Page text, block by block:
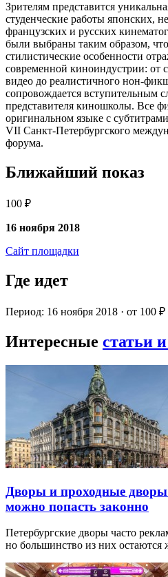
Зрителям представится
студенческие работы японских,
французских и русских
были выбраны таким образом,
стилистические особенности
современной киноиндустрии: от
видео до реалистичного нон-
сопровождается вступительным
представителя киношколы. Все
оригинальном языке с
VII Санкт-Петербургского
форума.
Ближайший показ
100 ₽
16 ноября 2018
Сайт площадки
Где идет
Период: 16 ноября 2018 · от 100 ₽
Интересные статьи
Дворы и проходные дворы
можно попасть законно
Петербургские дворы часто
но большинство из них